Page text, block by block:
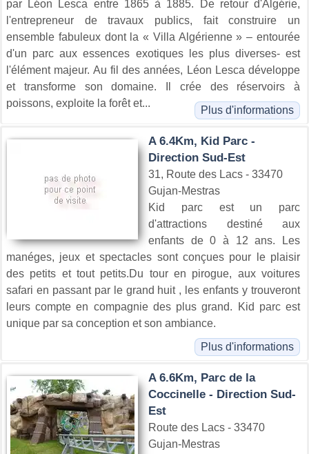
par Léon Lesca entre 1865 à 1885. De retour d'Algérie,
l'entrepreneur de travaux publics, fait construire un
ensemble fabuleux dont la « Villa Algérienne » – entourée
d'un parc aux essences exotiques les plus diverses- est
l'élément majeur. Au fil des années, Léon Lesca développe
et transforme son domaine. Il crée des réservoirs à
poissons, exploite la forêt et...
Plus d'informations
A 6.4Km, Kid Parc -
Direction Sud-Est
31, Route des Lacs - 33470
Gujan-Mestras
Kid parc est un parc
d'attractions destiné aux
enfants de 0 à 12 ans. Les
manéges, jeux et spectacles sont conçues pour le plaisir
des petits et tout petits.Du tour en pirogue, aux voitures
safari en passant par le grand huit , les enfants y trouveront
leurs compte en compagnie des plus grand. Kid parc est
unique par sa conception et son ambiance.
Plus d'informations
A 6.6Km, Parc de la
Coccinelle - Direction Sud-
Est
Route des Lacs - 33470
Gujan-Mestras